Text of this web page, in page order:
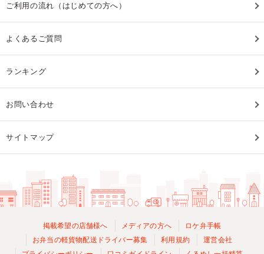
ご利用の流れ（はじめての方へ）
よくあるご質問
ランキング
お問い合わせ
サイトマップ
掲載希望の店舗様へ メディアの方へ
ロケ弁手帳
お弁当の軽貨物配送ドライバー募集
利用規約
運営会社